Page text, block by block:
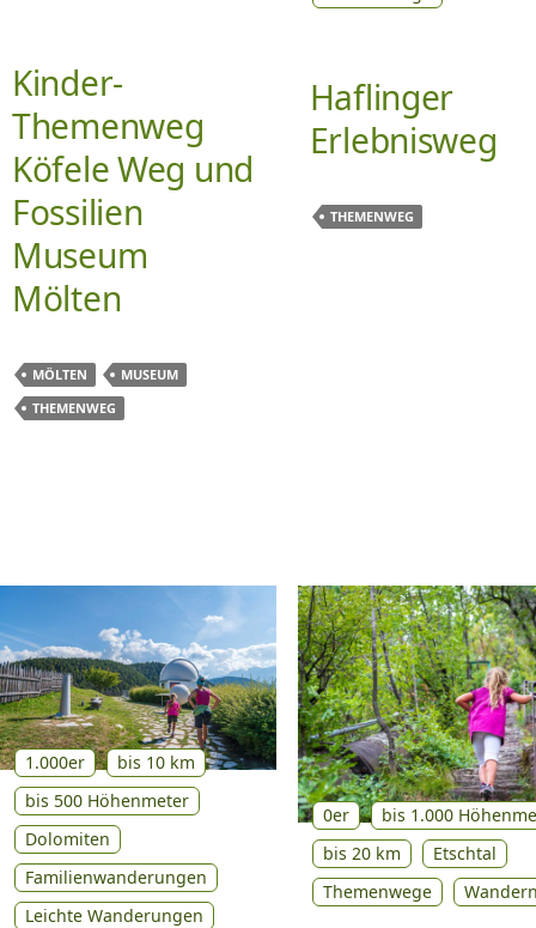
Kinder-
Themenweg
Köfele Weg und
Fossilien
Museum
Mölten
MÖLTEN
MUSEUM
THEMENWEG
Haflinger
Erlebnisweg
THEMENWEG
1.000er
bis 10 km
bis 500 Höhenmeter
Dolomiten
Familienwanderungen
Leichte Wanderungen
0er
bis 1.000
bis 20 km
Etschtal
Themenwege